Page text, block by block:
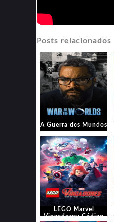
Posts relacionados
A Guerra dos Mundos
LEGO Marvel
Vingadores: Código